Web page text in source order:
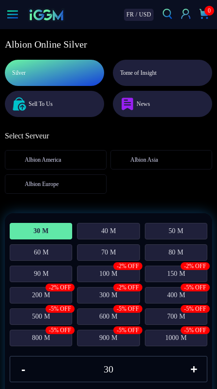
FR / USD
0
Albion Online Silver
Silver Tome of Insight
Sell To Us News
Select Serveur
Albion America Albion Asia
Albion Europe
30 M 40 M 50 M
60 M 70 M 80 M
90 M 100 M
-2% OFF
150 M
-2% OFF
200 M
-2% OFF
300 M
-2% OFF
400 M
-5% OFF
500 M
-5% OFF
600 M
-5% OFF
700 M
-5% OFF
800 M
-5% OFF
900 M
-5% OFF
1000 M
-5% OFF
- +